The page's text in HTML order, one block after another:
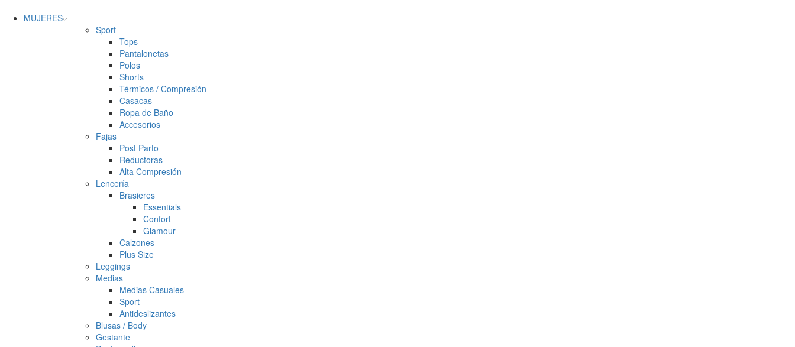
MUJERES
Sport
Tops
Pantalonetas
Polos
Shorts
Térmicos / Compresión
Casacas
Ropa de Baño
Accesorios
Fajas
Post Parto
Reductoras
Alta Compresión
Lencería
Brasieres
Essentials
Confort
Glamour
Calzones
Plus Size
Leggings
Medias
Medias Casuales
Sport
Antideslizantes
Blusas / Body
Gestante